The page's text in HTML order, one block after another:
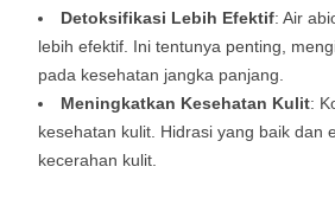
Detoksifikasi Lebih Efektif: Air
lebih efektif. Ini tentunya penting,
pada kesehatan jangka panjang.
Meningkatkan Kesehatan Kulit:
kesehatan kulit. Hidrasi yang baik dan
kecerahan kulit.